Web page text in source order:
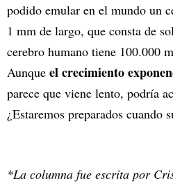
podido emular en el mundo un
1 mm de largo, que consta de
cerebro humano tiene 100.000
Aunque el crecimiento
parece que viene lento, podría
¿Estaremos preparados cuando
*La columna fue escrita por